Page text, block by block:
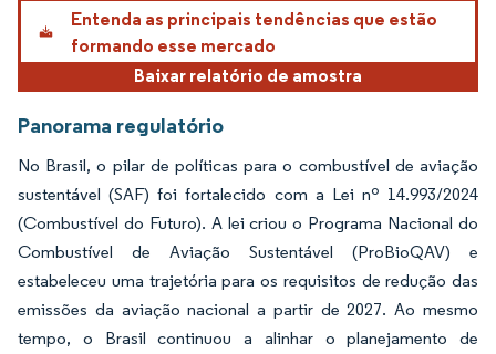
Entenda as principais tendências que estão
formando esse mercado
Baixar relatório de amostra
Panorama regulatório
No Brasil, o pilar de políticas para o combustível de aviação
sustentável (SAF) foi fortalecido com a Lei nº 14.993/2024
(Combustível do Futuro). A lei criou o Programa Nacional do
Combustível de Aviação Sustentável (ProBioQAV) e
estabeleceu uma trajetória para os requisitos de redução das
emissões da aviação nacional a partir de 2027. Ao mesmo
tempo, o Brasil continuou a alinhar o planejamento de